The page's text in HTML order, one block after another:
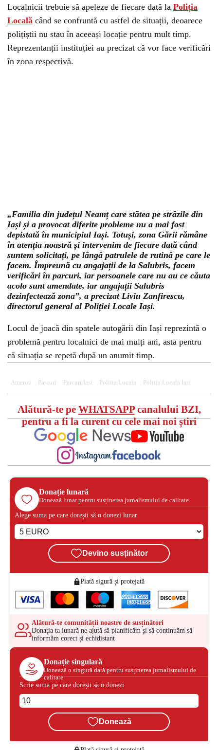
Localnicii trebuie să apeleze de fiecare dată la Poliția
Locală când se confruntă cu astfel de situații, deoarece
polițiștii nu stau în aceeași locație pentru mult timp.
Reprezentanții instituției au precizat că vor face verificări
în zona respectivă.
„Familia din județul Neamț care stătea pe străzile din
Iași și a provocat diferite probleme nu a mai fost
depistată în municipiul Iași. Totuși, zona Gării rămâne
în atenția noastră și intervenim de fiecare dată când
suntem solicitați, pe lângă patrulele de rutină pe care le
facem. Împreună cu angajații de la Salubris, facem
verificări în parcuri, iar persoanele care nu au ce căuta
acolo sunt amendate, iar angajații Salubris
dezinfectează zona”, a precizat Liviu Zanfirescu,
directorul general al Poliției Locale Iași.
Locul de joacă din spatele autogării din Iași reprezintă o
problemă pentru localnici de mai mulți ani, asta pentru
că situația se repetă după un anumit timp.
Amenzi Parcuri Parcuri Iasi Politia Locala Politia Locala Iasi
Alătură-te pe WHATSAPPcanalului BZI,
pentru a fi la curent cu cele mai noi știri
Donație lunară
Donează lunar pentru susținerea jurnalismului de calitate
Alege suma pe care dorești să o donezi lunar
Devino susținător
Plată sigură și protejată
Alătură-te comunității noastre de susținători
Donația ta lunară ne ajută să planificăm și să continuăm să
informăm corect și echidistant
Donație singulară
Donează o singură dată pentru susținerea jurnalismului de
calitate
Scrie suma pe care dorești să o donezi
Donează